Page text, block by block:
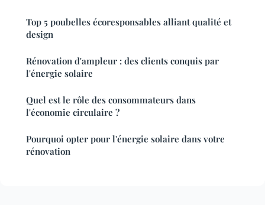
Top 5 poubelles écoresponsables alliant qualité et
design
Rénovation d'ampleur : des clients conquis par
l'énergie solaire
Quel est le rôle des consommateurs dans
l'économie circulaire ?
Pourquoi opter pour l'énergie solaire dans votre
rénovation